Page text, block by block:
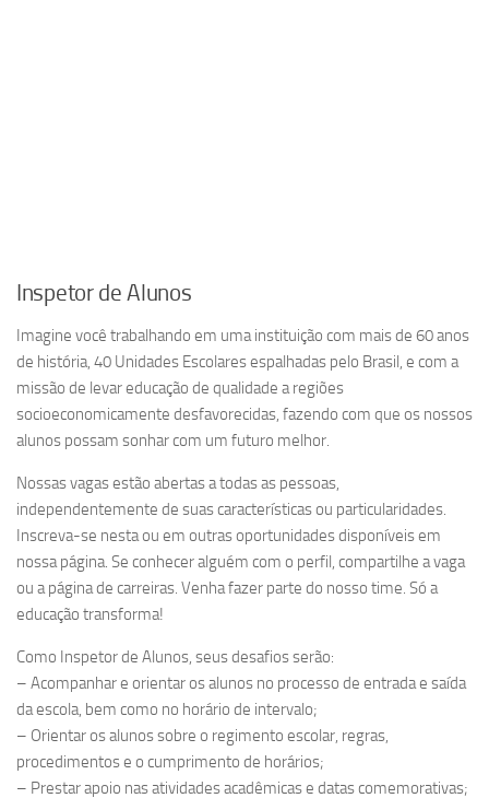
Inspetor de Alunos
Imagine você trabalhando em uma instituição com mais de 60 anos
de história, 40 Unidades Escolares espalhadas pelo Brasil, e com a
missão de levar educação de qualidade a regiões
socioeconomicamente desfavorecidas, fazendo com que os nossos
alunos possam sonhar com um futuro melhor.
Nossas vagas estão abertas a todas as pessoas,
independentemente de suas características ou particularidades.
Inscreva-se nesta ou em outras oportunidades disponíveis em
nossa página. Se conhecer alguém com o perfil, compartilhe a vaga
ou a página de carreiras. Venha fazer parte do nosso time. Só a
educação transforma!
Como Inspetor de Alunos, seus desafios serão:
– Acompanhar e orientar os alunos no processo de entrada e saída
da escola, bem como no horário de intervalo;
– Orientar os alunos sobre o regimento escolar, regras,
procedimentos e o cumprimento de horários;
– Prestar apoio nas atividades acadêmicas e datas comemorativas;